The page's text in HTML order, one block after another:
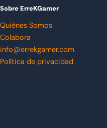
Sobre ErreKGamer
Quiénes Somos
Colabora
info@errekgamer.com
Política de privacidad